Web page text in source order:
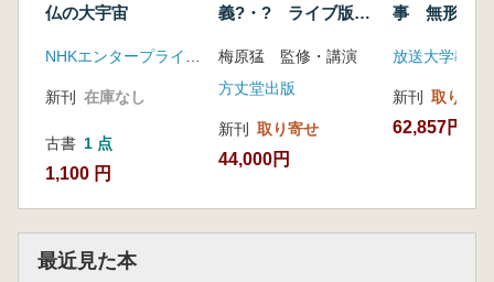
仏の大宇宙
新刊 在庫なし
古書 1 点
1,100 円
義?・? ライブ版
梅原猛 監修・講演
方丈堂出版
新刊 取り寄せ
44,000円
事 無形民
新刊 取り寄せ
62,857円
最近見た本